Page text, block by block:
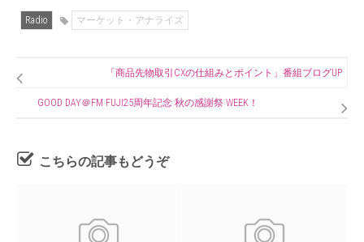
Radio マーケット・アナライズ
「商品先物取引CXの仕組みとポイント」番組ブログUP
GOOD DAY＠FM FUJI25周年記念 秋の感謝祭 WEEK！
こちらの記事もどうぞ